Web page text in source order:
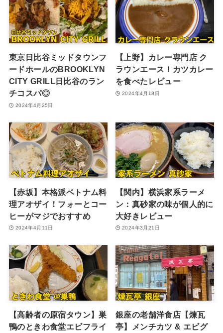
東京日比谷ミッドタウンフ
ードホールのBROOKLYN
CITY GRILL日比谷のラン
チコスパ◎
2024年4月25日
【上野】カレー専門店 ク
ラウンエース！カツカレー
を食べたレビュー
2024年4月18日
【赤坂】本格派ベトナム料
理アオザイ！フォーとコー
ヒーがマジでおすすめ
2024年4月11日
【関内】横浜家系ラーメ
ン：真砂家の味が個人的に
大好きレビュー
2024年3月21日
【高齢者の原宿タウン】巣
鴨のときわ食堂エビフライ
銀座の老舗洋食店【煉瓦
亭】メンチカツ & エビグ